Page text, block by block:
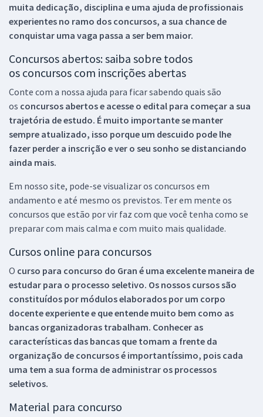
muita dedicação, disciplina e uma ajuda de profissionais
experientes no ramo dos concursos, a sua chance de
conquistar uma vaga passa a ser bem maior.
Concursos abertos: saiba sobre todos
os concursos com inscrições abertas
Conte com a nossa ajuda para ficar sabendo quais são
os concursos abertos e acesse o edital para começar a sua
trajetória de estudo. É muito importante se manter
sempre atualizado, isso porque um descuido pode lhe
fazer perder a inscrição e ver o seu sonho se distanciando
ainda mais.
Em nosso site, pode-se visualizar os concursos em
andamento e até mesmo os previstos. Ter em mente os
concursos que estão por vir faz com que você tenha como se
preparar com mais calma e com muito mais qualidade.
Cursos online para concursos
O curso para concurso do Gran é uma excelente maneira de
estudar para o processo seletivo. Os nossos cursos são
constituídos por módulos elaborados por um corpo
docente experiente e que entende muito bem como as
bancas organizadoras trabalham. Conhecer as
características das bancas que tomam a frente da
organização de concursos é importantíssimo, pois cada
uma tem a sua forma de administrar os processos
seletivos.
Material para concurso